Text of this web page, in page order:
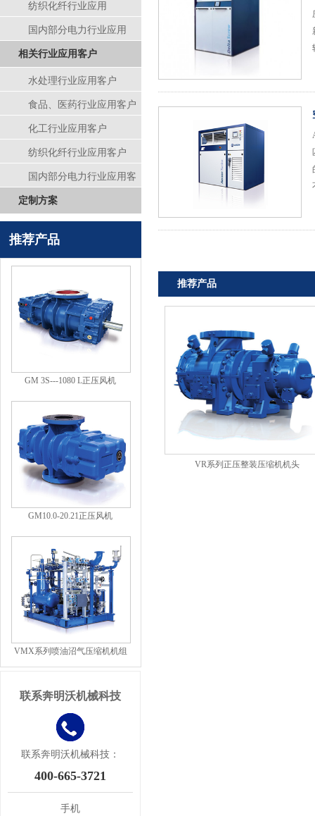
纺织化纤行业应用
国内部分电力行业应用
相关行业应用客户
水处理行业应用客户
食品、医药行业应用客户
化工行业应用客户
纺织化纤行业应用客户
国内部分电力行业应用客
户
定制方案
推荐产品
GM 3S---1080 L正压风机
GM10.0-20.21正压风机
VMX系列喷油沼气压缩机机组
联系奔明沃机械科技
联系奔明沃机械科技：
400-665-3721
手机
推荐产品
VR系列正压整装压缩机机头